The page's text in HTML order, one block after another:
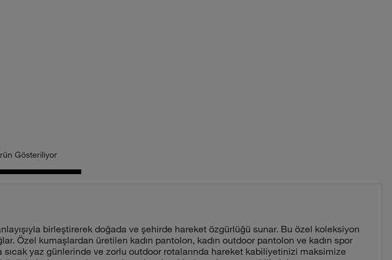
Gösteriliyor
birleştirerek doğada ve şehirde hareket özgürlüğü sunar. Bu özel koleksiyon
Özel kumaşlardan üretilen kadın pantolon, kadın outdoor pantolon ve kadın spor
yaz günlerinde ve zorlu outdoor rotalarında hareket kabiliyetinizi maksimize